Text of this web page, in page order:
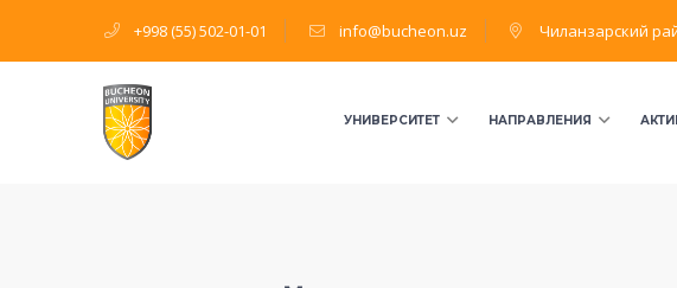
+998 (55) 502-01-01 info@bucheon.uz Чиланзарский
УНИВЕРСИТЕТ НАПРАВЛЕНИЯ